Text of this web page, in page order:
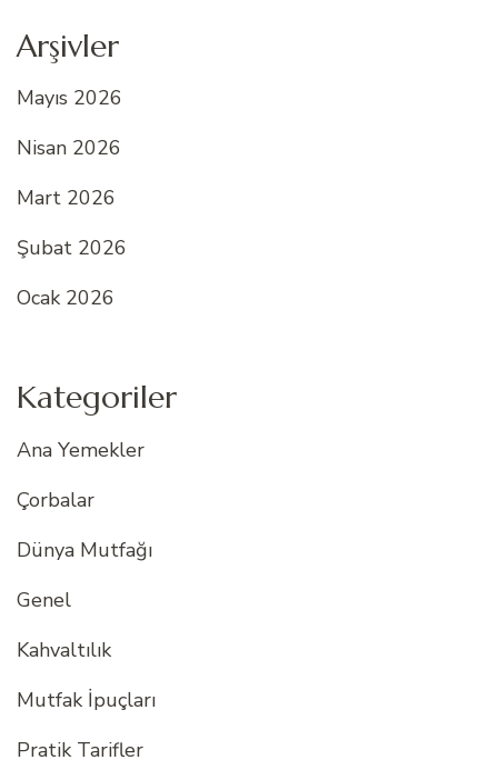
Arşivler
Mayıs 2026
Nisan 2026
Mart 2026
Şubat 2026
Ocak 2026
Kategoriler
Ana Yemekler
Çorbalar
Dünya Mutfağı
Genel
Kahvaltılık
Mutfak İpuçları
Pratik Tarifler